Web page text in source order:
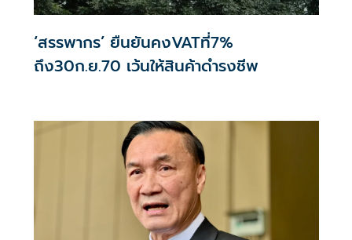
‘สรรพากร’ ยืนยันคงVATที่7%
ถึง30ก.ย.70 เว้นให้สินค้าดำรงชีพ